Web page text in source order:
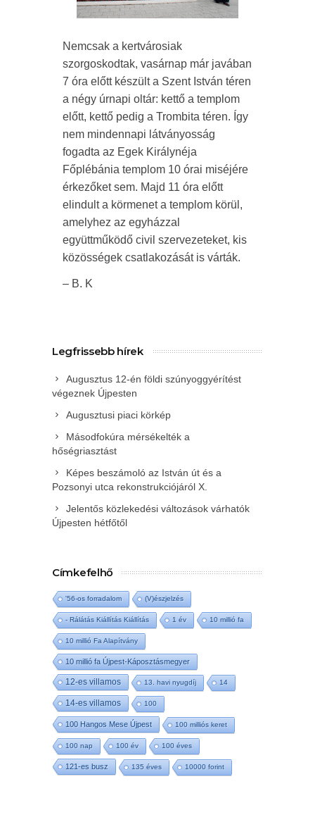
Nemcsak a kertvárosiak
szorgoskodtak, vasárnap már javában
7 óra előtt készült a Szent István téren
a négy úrnapi oltár: kettő a templom
előtt, kettő pedig a Trombita téren. Így
nem mindennapi látványosság
fogadta az Egek Királynéja
Főplébánia templom 10 órai miséjére
érkezőket sem. Majd 11 óra előtt
elindult a körmenet a templom körül,
amelyhez az egyházzal
együttműködő civil szervezeteket, kis
közösségek csatlakozását is várták.
– B. K
Legfrissebb hírek
Augusztus 12-én földi szúnyoggyérítést
végeznek Újpesten
Augusztusi piaci körkép
Másodfokúra mérsékelték a
hőségriasztást
Képes beszámoló az István út és a
Pozsonyi utca rekonstrukciójáról X.
Jelentős közlekedési változások várhatók
Újpesten hétfőtől
Címkefelhő
'56-os forradalom (V)észjelzés
- Rálátás Kiállítás Kiállítás 1 év 10 millió fa
10 millió Fa Alapítvány
10 millió fa Újpest-Káposztásmegyer
12-es villamos 13. havi nyugdíj 14
14-es villamos 100
100 Hangos Mese Újpest 100 milliós keret
100 nap 100 év 100 éves
121-es busz 135 éves 10000 forint